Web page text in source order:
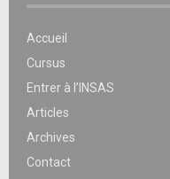
Accueil
Cursus
Entrer à l’INSAS
Articles
Archives
Contact